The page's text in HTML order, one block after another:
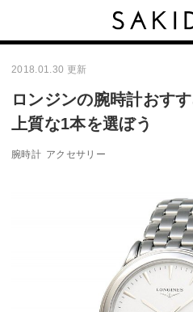
2018.01.30 更新
ロンジンの腕時計おす
上質な1本を選ぼう
腕時計 アクセサリー